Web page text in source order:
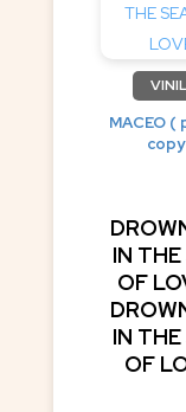
MACEO (
IN
OF
IN
OF